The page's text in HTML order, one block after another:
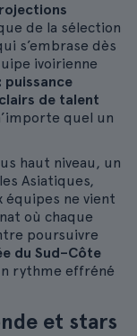
de la sélection
s’embrase dès
ivoirienne
de talent
quel un
haut niveau, un
Asiatiques,
équipes ne vient
où chaque
poursuivre
du Sud–Côte
rythme effréné
et stars